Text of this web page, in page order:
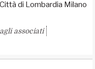
di Lombardia Milano
associati